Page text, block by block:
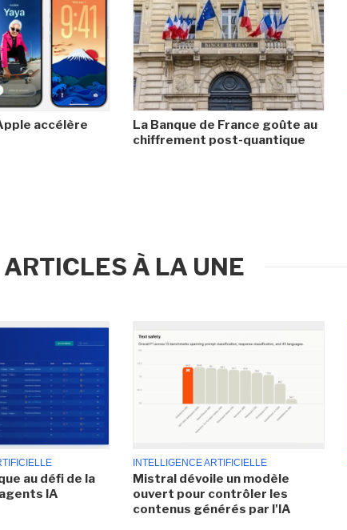
accélère
La Banque de France goûte au
chiffrement post-quantique
ARTICLES À LA UNE
au défi de la
IA
INTELLIGENCE ARTIFICIELLE
Mistral dévoile un modèle
ouvert pour contrôler les
contenus générés par l'IA